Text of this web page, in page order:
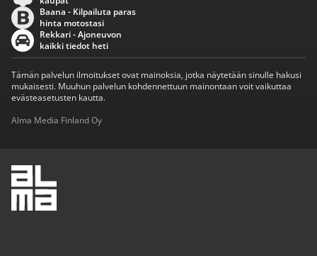
Baana - Kilpailuta paras
hinta motostasi
Rekkari - Ajoneuvon
kaikki tiedot heti
Tämän palvelun ilmoitukset ovat mainoksia, jotka näytetään sinulle hakusi
mukaisesti. Muuhun palvelun kohdennettuun mainontaan voit vaikuttaa
evästeasetusten kautta.
Alma Media Finland Oy